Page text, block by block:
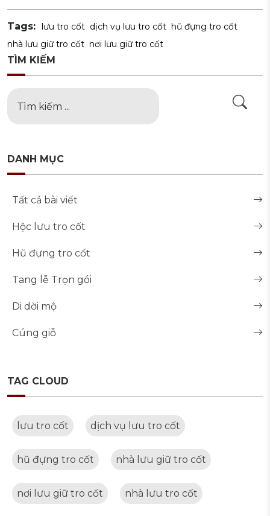
Tags: lưu tro cốt dịch vụ lưu tro cốt hũ đựng tro cốt
nhà lưu giữ tro cốt nơi lưu giữ tro cốt
TÌM KIẾM
DANH MỤC
Tất cả bài viết
Hộc lưu tro cốt
Hũ đựng tro cốt
Tang lễ Trọn gói
Di dời mộ
Cúng giỗ
TAG CLOUD
lưu tro cốt dịch vụ lưu tro cốt
hũ đựng tro cốt nhà lưu giữ tro cốt
nơi lưu giữ tro cốt nhà lưu tro cốt